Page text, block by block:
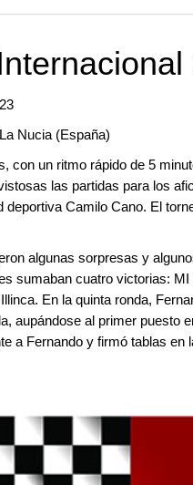
and with a more
Nucia (España)
con un ritmo rápido de 5
las partidas para los
deportiva Camilo Cano. El
algunas sorpresas y
sumaban cuatro victorias:
En la quinta ronda,
aupándose al primer puesto
a Fernando y firmó tablas en